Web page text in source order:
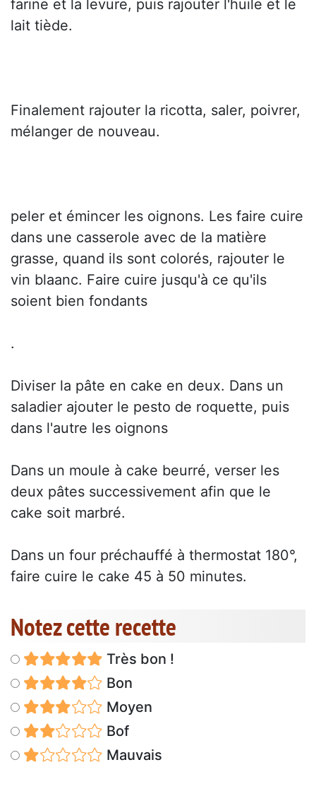
farine et la levure, puis rajouter l'huile et le
lait tiède.
Finalement rajouter la ricotta, saler, poivrer,
mélanger de nouveau.
peler et émincer les oignons. Les faire cuire
dans une casserole avec de la matière
grasse, quand ils sont colorés, rajouter le
vin blaanc. Faire cuire jusqu'à ce qu'ils
soient bien fondants
.
Diviser la pâte en cake en deux. Dans un
saladier ajouter le pesto de roquette, puis
dans l'autre les oignons
Dans un moule à cake beurré, verser les
deux pâtes successivement afin que le
cake soit marbré.
Dans un four préchauffé à thermostat 180°,
faire cuire le cake 45 à 50 minutes.
Notez cette recette
Très bon !
Bon
Moyen
Bof
Mauvais